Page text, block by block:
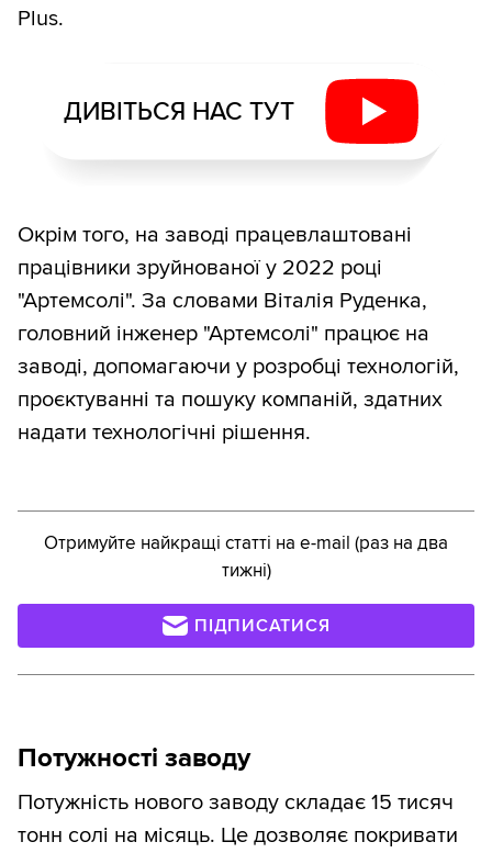
Plus.
ДИВІТЬСЯ НАС ТУТ
Окрім того, на заводі працевлаштовані
працівники зруйнованої у 2022 році
"Артемсолі". За словами Віталія Руденка,
головний інженер "Артемсолі" працює на
заводі, допомагаючи у розробці технологій,
проєктуванні та пошуку компаній, здатних
надати технологічні рішення.
Отримуйте найкращі статті на e-mail (раз на два
тижні)
ПІДПИСАТИСЯ
Потужності заводу
Потужність нового заводу складає 15 тисяч
тонн солі на місяць. Це дозволяє покривати